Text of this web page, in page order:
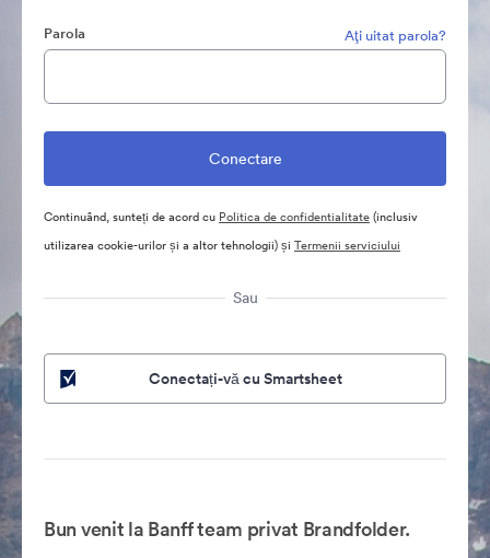
Parola Aţi uitat parola?
Continuând, sunteți de acord cu Politica de confidentialitate(inclusiv
utilizarea cookie-urilor și a altor tehnologii) și Termenii serviciului
Sau
Conectați-vă cu Smartsheet
Bun venit la Banff team privat Brandfolder.